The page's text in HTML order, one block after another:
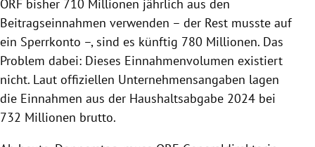
ORF bisher 710 Millionen jährlich aus den
Beitragseinnahmen verwenden – der Rest musste auf
ein Sperrkonto –, sind es künftig 780 Millionen. Das
Problem dabei: Dieses Einnahmenvolumen existiert
nicht. Laut offiziellen Unternehmensangaben lagen
die Einnahmen aus der Haushaltsabgabe 2024 bei
732 Millionen brutto.